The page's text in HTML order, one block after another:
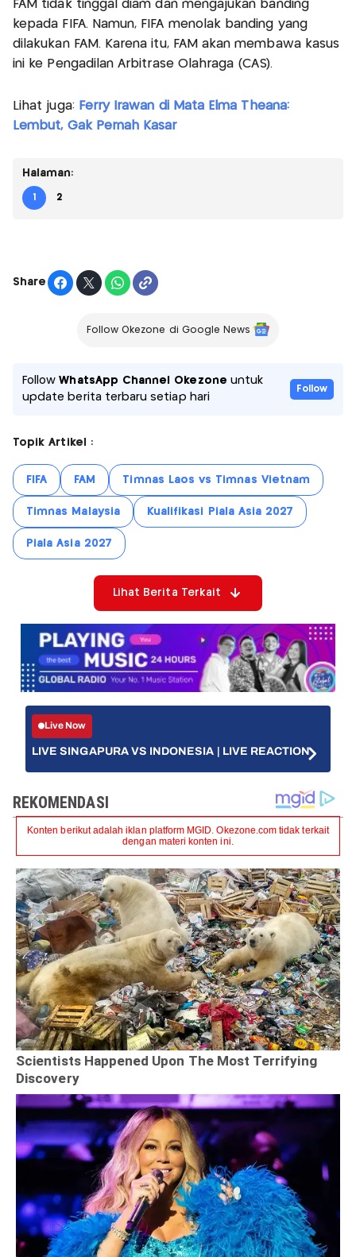
FAM tidak tinggal diam dan mengajukan banding
kepada FIFA. Namun, FIFA menolak banding yang
dilakukan FAM. Karena itu, FAM akan membawa kasus
ini ke Pengadilan Arbitrase Olahraga (CAS).
Lihat juga: Ferry Irawan di Mata Elma Theana:
Lembut, Gak Pernah Kasar
Halaman:
1 2
Share
Follow Okezone di Google News
FollowWhatsApp Channel Okezone untuk
update berita terbaru setiap hari
Follow
Topik Artikel :
FIFA FAM Timnas Laos vs Timnas Vietnam
Timnas Malaysia Kualifikasi Piala Asia 2027
Piala Asia 2027
Lihat Berita Terkait
Live Now
LIVE SINGAPURA VS INDONESIA | LIVE REACTION